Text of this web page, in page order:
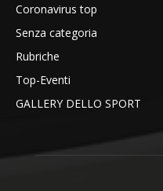
Coronavirus top
Senza categoria
Rubriche
Top-Eventi
GALLERY DELLO SPORT